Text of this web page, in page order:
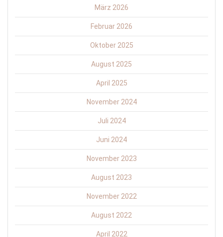
März 2026
Februar 2026
Oktober 2025
August 2025
April 2025
November 2024
Juli 2024
Juni 2024
November 2023
August 2023
November 2022
August 2022
April 2022